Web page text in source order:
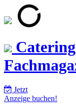
Jetzt
Anzeige buchen!